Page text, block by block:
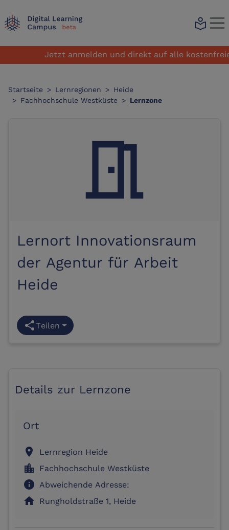
local_library
Jetzt anmelden und direkt auf alle
Startseite > Lernregionen > Heide
> Fachhochschule Westküste > Lernzone
meeting_room
Lernort Innovationsraum
der Agentur für Arbeit
Heide
shareTeilen
Details zur Lernzone
Ort
location_on Lernregion Heide
location_city Fachhochschule Westküste
info Abweichende Adresse:
home Rungholdstraße 1, Heide